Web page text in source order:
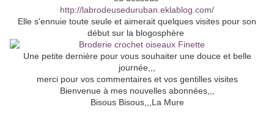
http://labrodeuseduruban.eklablog.com/
Elle s'ennuie toute seule et aimerait quelques visites pour son
début sur la blogosphère
Une petite dernière pour vous souhaiter une douce et belle
journée,,,
merci pour vos commentaires et vos gentilles visites
Bienvenue à mes nouvelles abonnées,,,
Bisous Bisous,,,La Mure